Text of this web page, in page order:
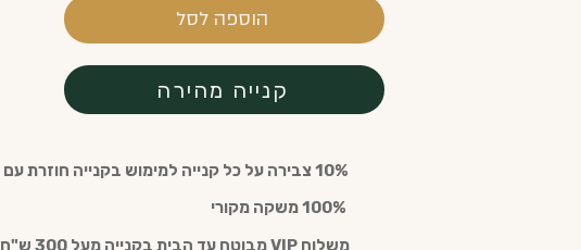
הוספה לסל
קנייה מהירה
10% צבירה על כל קנייה למימוש בקנייה חוזרת עם חבר מועדון (חינם)
משלוח VIP מבוטח עד הבית בקנייה מעל 300 ש"ח